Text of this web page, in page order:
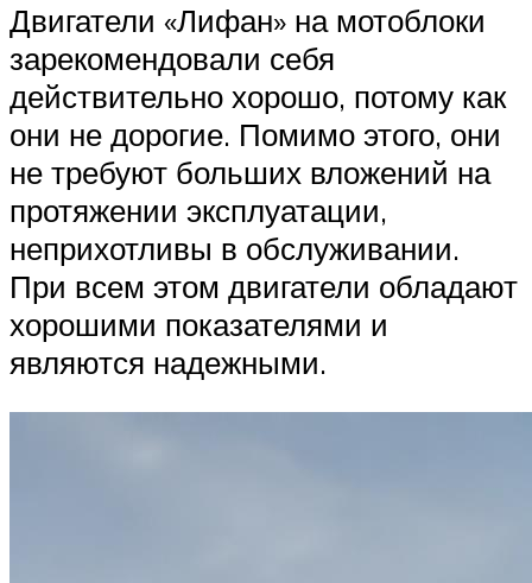
Двигатели «Лифан» на мотоблоки
зарекомендовали себя
действительно хорошо, потому как
они не дорогие. Помимо этого, они
не требуют больших вложений на
протяжении эксплуатации,
неприхотливы в обслуживании.
При всем этом двигатели обладают
хорошими показателями и
являются надежными.